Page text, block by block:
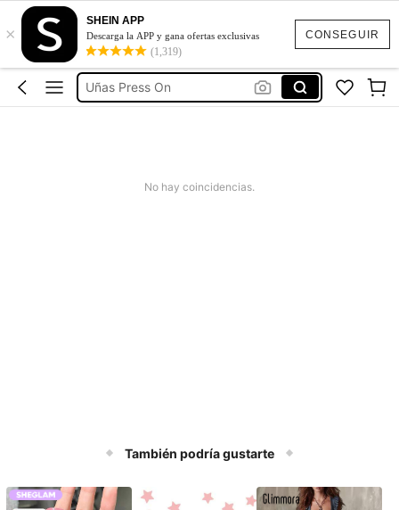
CONSEGUIR
×
SHEIN APP
Descarga la APP y gana ofertas exclusivas
(1,319)
Cosas Para Uñas
Uñas
Uñas Press On
No hay coincidencias.
También podría gustarte